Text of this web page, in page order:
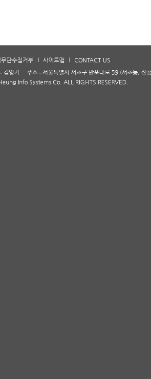
김양기 주소 : 서울특별시 서초구 반포대로 59 (서초동,
Info Systems Co. ALL RIGHTS RESERVED.
무단수집거부 사이트맵 CONTACT US